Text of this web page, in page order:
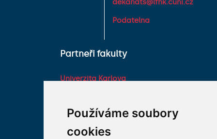
Používáme soubory
cookies
dekanats@lfhk.cuni.cz
Podatelna
Partneři fakulty
Univerzita Karlova
Farmaceutická fakulta v
Hradci Králové Univerzity
Karlovy